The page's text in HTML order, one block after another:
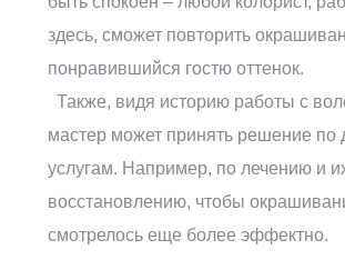
здесь, сможет повторить
понравившийся гостю оттенок.
Также, видя историю работы с
мастер может принять решение по
услугам. Например, по лечению и
восстановлению, чтобы
смотрелось еще более эффектно.